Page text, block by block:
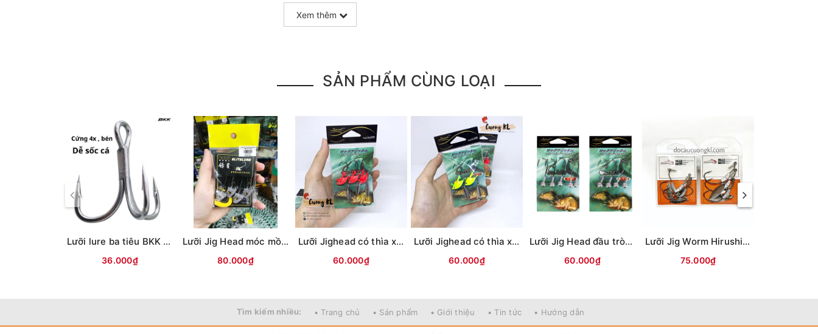
Xem thêm
SẢN PHẨM CÙNG LOẠI
Lưỡi lure ba tiêu BKK 4x Trắng
36.000₫
Lưỡi Jig Head móc mồi mềm Frenzyman
80.000₫
Lưỡi Jighead có thìa xoay Trully 7g
60.000₫
Lưỡi Jighead có thìa xoay Trully 14g
60.000₫
Lưỡi Jig Head đầu tròn P53
60.000₫
Lưỡi Jig Worm Hirushima đầu lò xo thìa dài
75.000₫
Tìm kiếm nhiều: • Trang chủ • Sản phẩm • Giới thiệu • Tin tức • Hướng dẫn